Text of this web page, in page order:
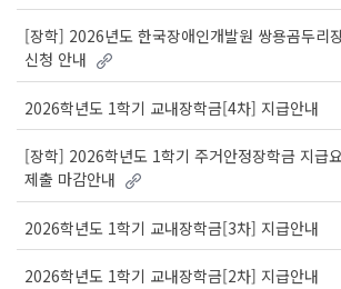
[장학] 2026년도 한국장애인개발원 쌍용곰두리
신청 안내
2026학년도 1학기 교내장학금[4차] 지급안내
[장학] 2026학년도 1학기 주거안정장학금 지급
제출 마감안내
2026학년도 1학기 교내장학금[3차] 지급안내
2026학년도 1학기 교내장학금[2차] 지급안내